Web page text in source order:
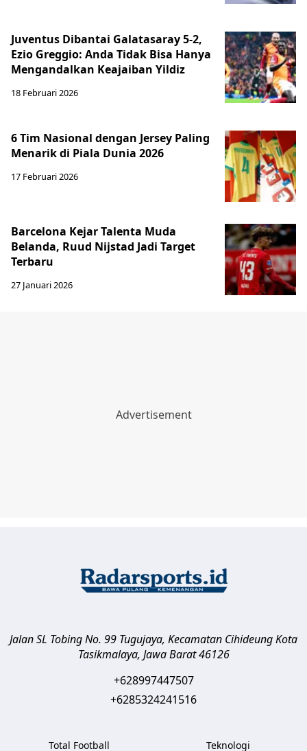
Juventus Dibantai Galatasaray 5-2,
Ezio Greggio: Anda Tidak Bisa Hanya
Mengandalkan Keajaiban Yildiz
18 Februari 2026
6 Tim Nasional dengan Jersey Paling
Menarik di Piala Dunia 2026
17 Februari 2026
Barcelona Kejar Talenta Muda
Belanda, Ruud Nijstad Jadi Target
Terbaru
27 Januari 2026
Jalan SL Tobing No. 99 Tugujaya, Kecamatan CihideungKota
Tasikmalaya, Jawa Barat 46126
+628997447507
+6285324241516
Total Football Teknologi